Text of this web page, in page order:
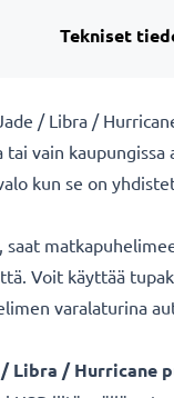
Tekniset
/ Libra /
vain
kun se on
Voit käyttää
varalaturina
Libra / Hurricane p